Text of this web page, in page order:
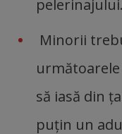
pelerinajului.
Minorii
să iasă din
puţin un